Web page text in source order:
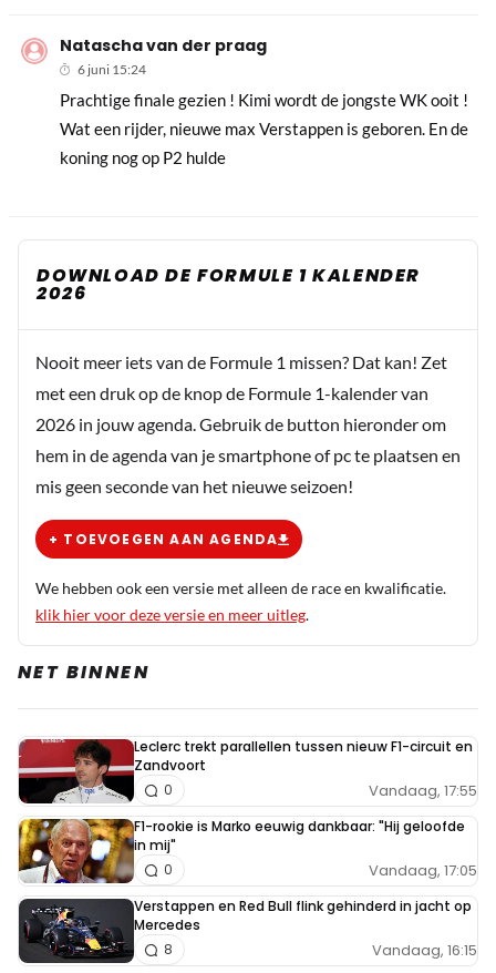
Natascha van der praag
6 juni 15:24
Prachtige finale gezien ! Kimi wordt de jongste WK ooit !
Wat een rijder, nieuwe max Verstappen is geboren. En de
koning nog op P2 hulde
DOWNLOAD DE FORMULE 1 KALENDER
2026
Nooit meer iets van de Formule 1 missen? Dat kan! Zet
met een druk op de knop de Formule 1-kalender van
2026 in jouw agenda. Gebruik de button hieronder om
hem in de agenda van je smartphone of pc te plaatsen en
mis geen seconde van het nieuwe seizoen!
+ TOEVOEGEN AAN AGENDA
We hebben ook een versie met alleen de race en kwalificatie.
klik hier voor deze versie en meer uitleg.
NET BINNEN
Leclerc trekt parallellen tussen nieuw F1-circuit en
Zandvoort
Vandaag, 17:55
0
F1-rookie is Marko eeuwig dankbaar: "Hij geloofde
in mij"
Vandaag, 17:05
0
Verstappen en Red Bull flink gehinderd in jacht op
Mercedes
Vandaag, 16:15
8